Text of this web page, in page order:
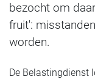
bezocht om
fruit':
worden.
De Belastingdienst